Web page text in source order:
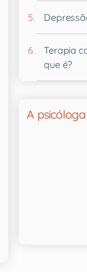
Terapia
que é?
A